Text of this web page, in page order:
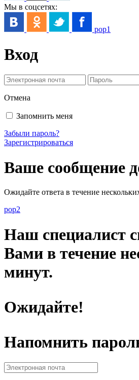
Мы в соцсетях:
pop1
Вход
Отмена
Запомнить меня
Забыли пароль?
Зарегистрироваться
Ваше сообщение
Ожидайте ответа в течение
pop2
Наш специалист
Вами в течение
минут.
Ожидайте!
Напомнить